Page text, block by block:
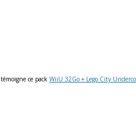
ce pack WiiU 32Go + Lego City